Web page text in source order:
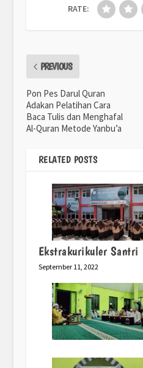
RATE:
PREVIOUS
Pon Pes Darul Quran
Adakan Pelatihan Cara
Baca Tulis dan Menghafal
Al-Quran Metode Yanbu’a
RELATED POSTS
Ekstrakurikuler Santri
September 11, 2022